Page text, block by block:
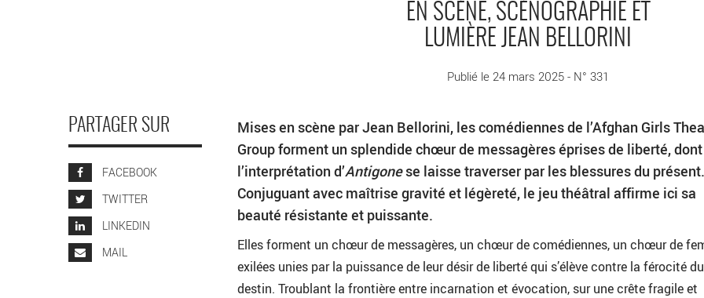
EN SCÈNE, SCÉNOGRAPHIE ET
LUMIÈRE JEAN BELLORINI
Publié le 24 mars 2025 - N° 331
PARTAGER SUR
FACEBOOK
TWITTER
LINKEDIN
MAIL
Mises en scène par Jean Bellorini, les comédiennes de l’Afghan Girls
Group forment un splendide chœur de messagères éprises de liberté, dont
l’interprétation d’Antigonese laisse traverser par les blessures du présent.
Conjuguant avec maîtrise gravité et légèreté, le jeu théâtral affirme ici sa
beauté résistante et puissante.
Elles forment un chœur de messagères, un chœur de comédiennes, un chœur de
exilées unies par la puissance de leur désir de liberté qui s’élève contre la férocité du
destin. Troublant la frontière entre incarnation et évocation, sur une crête fragile et